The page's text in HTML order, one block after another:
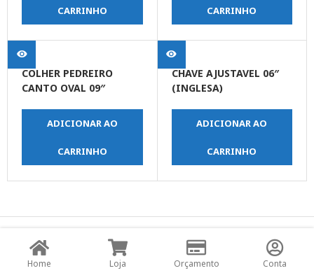
CARRINHO CARRINHO
COLHER PEDREIRO
CANTO OVAL 09″
ADICIONAR AO
CARRINHO
CHAVE AJUSTAVEL 06″
(INGLESA)
ADICIONAR AO
CARRINHO
© Copyright JPrime Ferramentas - Todos os Direitos
Reservados - Desenvolvido por UNO Studio Digital.
Home Loja Orçamento Conta